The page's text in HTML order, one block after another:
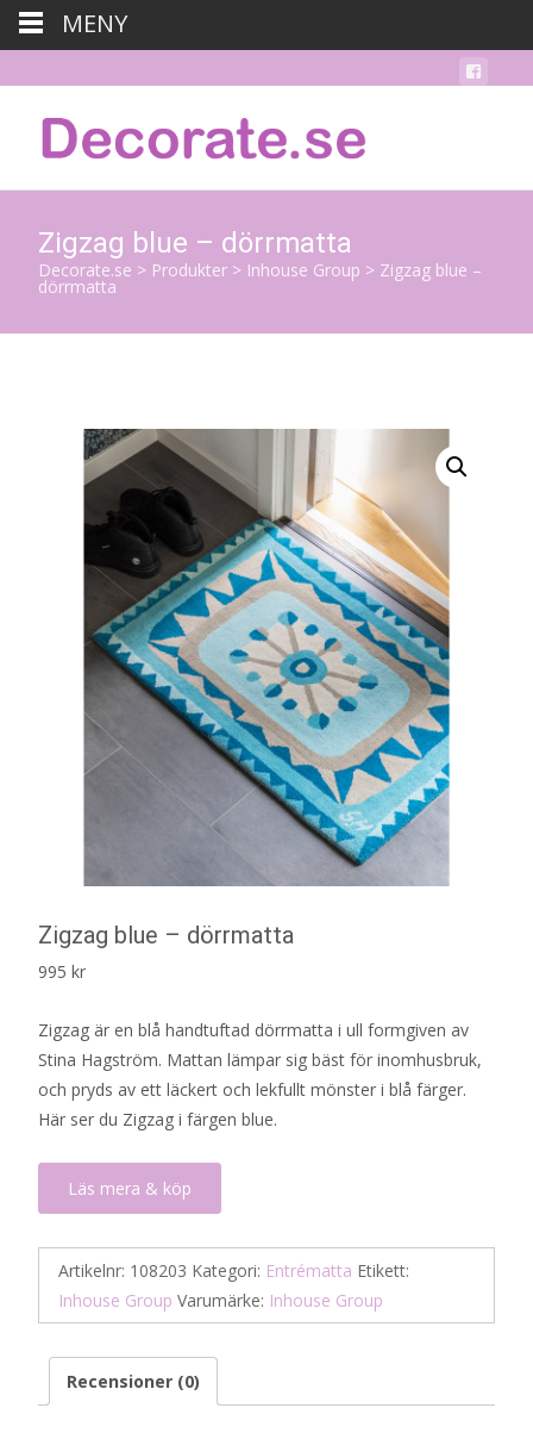
Zigzag blue – dörrmatta
Decorate.se > Produkter > Inhouse Group > Zigzag blue –
dörrmatta
Zigzag blue – dörrmatta
995 kr
Zigzag är en blå handtuftad dörrmatta i ull formgiven av
Stina Hagström. Mattan lämpar sig bäst för inomhusbruk,
och pryds av ett läckert och lekfullt mönster i blå färger.
Här ser du Zigzag i färgen blue.
Läs mera & köp
Artikelnr: 108203 Kategori: Entrématta Etikett:
Inhouse Group Varumärke: Inhouse Group
Recensioner (0)
MENY